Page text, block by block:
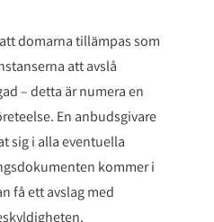
domarna tillämpas som
att avslå
– detta är numera en
En anbudsgivare
sig i alla eventuella
kommer i
få ett avslag med